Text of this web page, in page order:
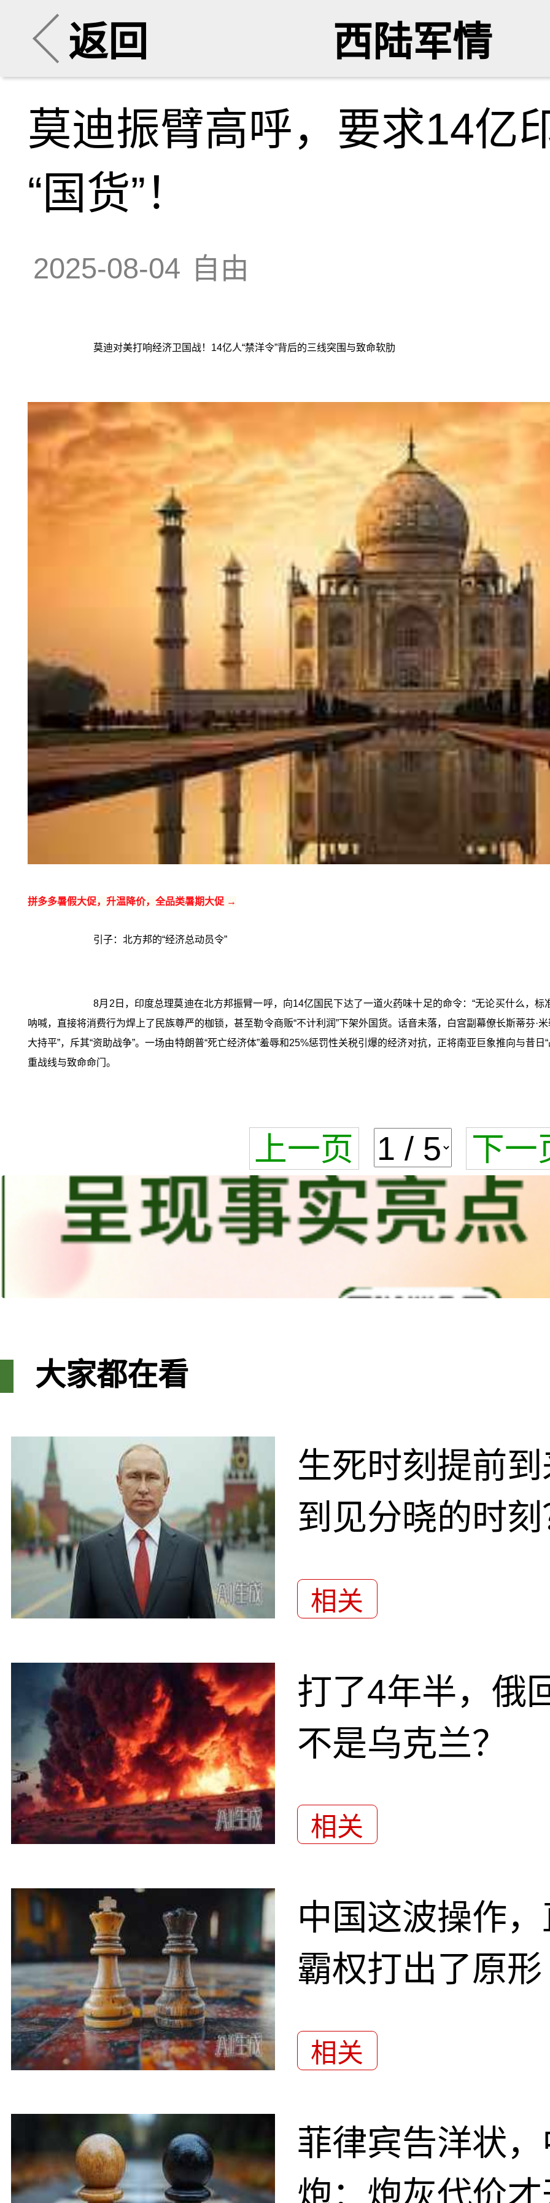
返回 西陆军情
莫迪振臂高呼，要求14亿
“国货”！
2025-08-04 自由
莫迪对美打响经济卫国战！14亿人“禁洋令”背后的三线突围与致命软肋
拼多多暑假大促，升温降价，全品类暑期大促 →
引子：北方邦的“经济总动员令”
8月2日，印度总理莫迪在北方邦振臂一呼，向14亿国民下达了一道火药味十足的命令：“无论买什么，
呐喊，直接将消费行为焊上了民族尊严的枷锁，甚至勒令商贩“不计利润”下架外国货。话音未落，白宫副幕僚长斯蒂芬·
大持平”，斥其“资助战争”。一场由特朗普“死亡经济体”羞辱和25%惩罚性关税引爆的经济对抗，正将南亚巨象推向与昔
重战线与致命命门。
上一页 下一
大家都在看
生死时刻提前
到见分晓的时
相关
打了4年半，俄
不是乌克兰？
相关
中国这波操作
霸权打出了原形
相关
菲律宾告洋状
炮：炮灰代价